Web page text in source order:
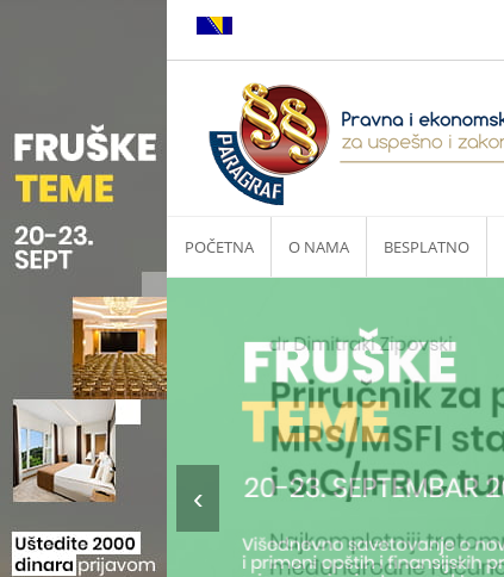
POČETNA O NAMA BESPLATNO